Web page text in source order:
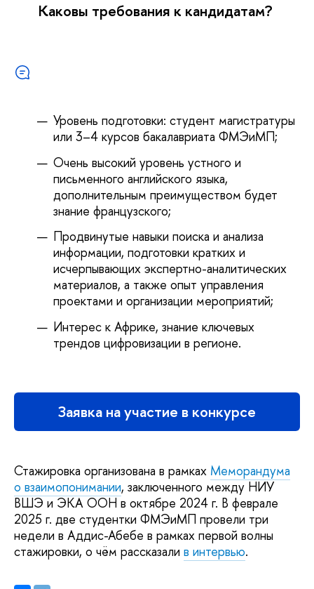
Каковы требования к кандидатам?
Уровень подготовки: студент магистратуры
или 3–4 курсов бакалавриата ФМЭиМП;
Очень высокий уровень устного и
письменного английского языка,
дополнительным преимуществом будет
знание французского;
Продвинутые навыки поиска и анализа
информации, подготовки кратких и
исчерпывающих экспертно-аналитических
материалов, а также опыт управления
проектами и организации мероприятий;
Интерес к Африке, знание ключевых
трендов цифровизации в регионе.
Заявка на участие в конкурсе
Стажировка организована в рамках Меморандума
о взаимопонимании, заключенного между НИУ
ВШЭ и ЭКА ООН в октябре 2024 г. В феврале
2025 г. две студентки ФМЭиМП провели три
недели в Аддис-Абебе в рамках первой волны
стажировки, о чём рассказали в интервью.